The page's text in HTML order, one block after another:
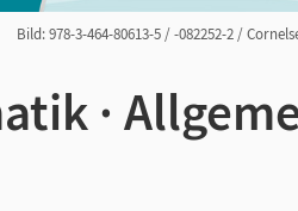
Bild: 978-3-464-80613-5 / -082252-2 /
·